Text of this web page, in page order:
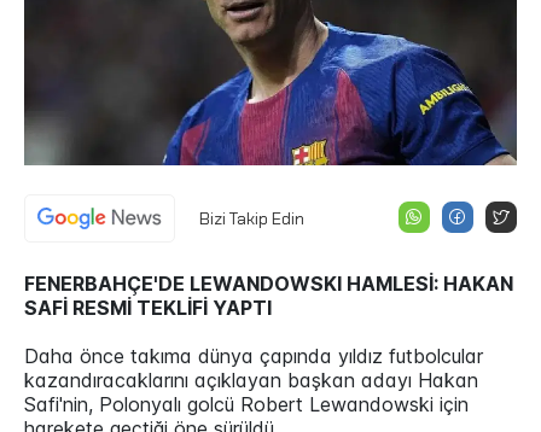
Bizi Takip Edin
FENERBAHÇE'DE LEWANDOWSKI HAMLESİ: HAKAN
SAFİ RESMİ TEKLİFİ YAPTI
Daha önce takıma dünya çapında yıldız futbolcular
kazandıracaklarını açıklayan başkan adayı Hakan
Safi'nin, Polonyalı golcü Robert Lewandowski için